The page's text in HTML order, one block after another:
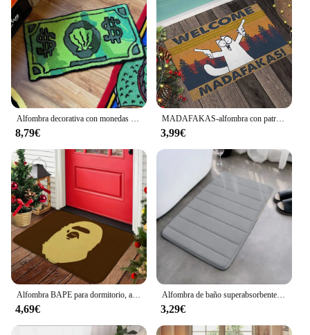
8,79€
MADAFAKAS-alfombra con patrón para exteriores, antideslizante, fácil de limpiar, alfombra para gatos, felpudo resistente, decoración de entrada para baño, alfombra lavable
3,99€
Alfombra BAPE para dormitorio, accesorios de cocina, alfombrilla para pies, felpudo para habitación, alfombrillas para el baño, alfombras, alfombrilla para entrada de la casa
4,69€
Alfombra de baño superabsorbente, Felpudo de terciopelo coral, antideslizante, para puerta
3,29€